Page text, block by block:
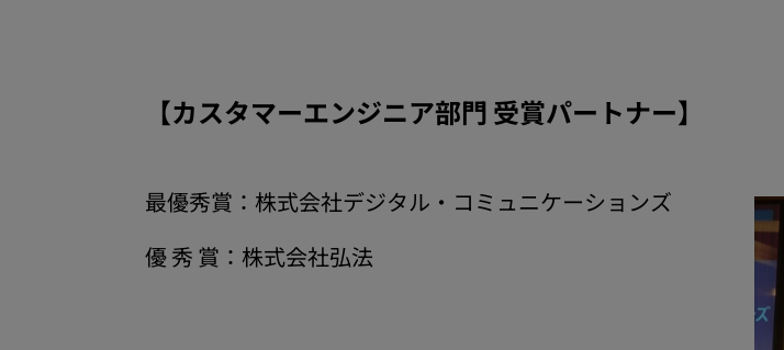
【カスタマーエンジニア部門 受賞パートナー】
最優秀賞：株式会社デジタル・コミュニケーションズ
優 秀 賞：株式会社弘法